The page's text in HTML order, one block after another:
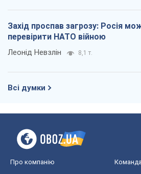
Захід проспав загрозу: Росія
перевірити НАТО війною
Леонід Невзлін 8,1 т.
Всі думки
Про компанію Команда